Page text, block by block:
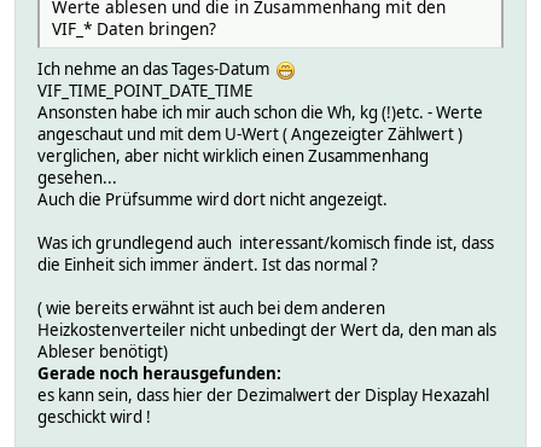
2019-10-16 15:58:45 is_encrypted 1
2019-10-16 15:58:45 state no errors
Werte ablesen und die in Zusammenhang mit den
VIF_* Daten bringen?
Ich nehme an das Tages-Datum
VIF_TIME_POINT_DATE_TIME
Ansonsten habe ich mir auch schon die Wh, kg (!)etc. - Werte
angeschaut und mit dem U-Wert ( Angezeigter Zählwert )
verglichen, aber nicht wirklich einen Zusammenhang
gesehen...
Auch die Prüfsumme wird dort nicht angezeigt.
Was ich grundlegend auch interessant/komisch finde ist, dass
die Einheit sich immer ändert. Ist das normal ?
( wie bereits erwähnt ist auch bei dem anderen
Heizkostenverteiler nicht unbedingt der Wert da, den man als
Ableser benötigt)
Gerade noch herausgefunden:
es kann sein, dass hier der Dezimalwert der Display Hexazahl
geschickt wird !